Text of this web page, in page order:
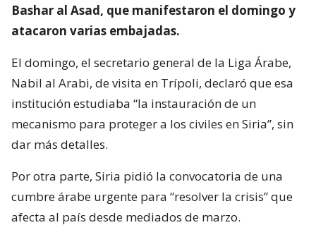
Bashar al Asad, que manifestaron el domingo y
atacaron varias embajadas.
El domingo, el secretario general de la Liga Árabe,
Nabil al Arabi, de visita en Trípoli, declaró que esa
institución estudiaba “la instauración de un
mecanismo para proteger a los civiles en Siria”, sin
dar más detalles.
Por otra parte, Siria pidió la convocatoria de una
cumbre árabe urgente para “resolver la crisis” que
afecta al país desde mediados de marzo.